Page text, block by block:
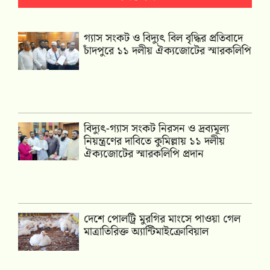
গ্যাস সংকট ও বিদ্যুৎ বিল বৃদ্ধির প্রতিবাদে
চাঁদপুরে ১১ দলীয় ঐক্যজোটের স্মারকলিপি
‎বিদ্যুৎ-গ্যাস সংকট নিরসন ও দ্রব্যমূল্য
নিয়ন্ত্রণের দাবিতে কুমিল্লায় ১১ দলীয়
ঐক‍্যজোটের স্মারকলিপি প্রদান
দেশে পোলট্রি মুরগির মাংসে পাওয়া গেল
মাত্রাতিরিক্ত অ্যান্টিমাইক্রোবিয়াল